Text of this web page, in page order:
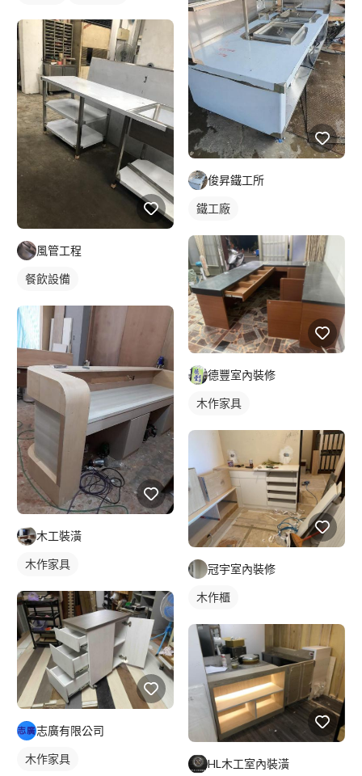
風管工程
餐飲設備
木工裝潢
木作家具
志廣有限公司
木作家具
俊昇鐵工所
鐵工廠
德豐室內裝修
木作家具
冠宇室內裝修
木作櫃
HL木工室內裝潢